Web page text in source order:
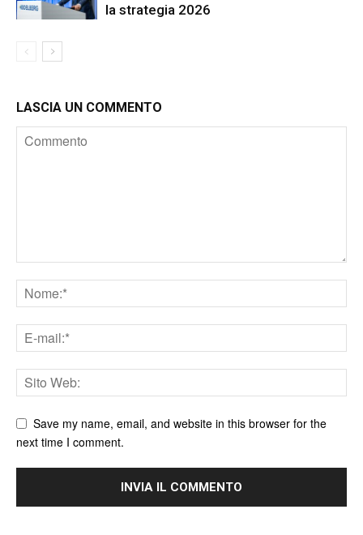
la strategia 2026
LASCIA UN COMMENTO
Save my name, email, and website in this browser for the
next time I comment.